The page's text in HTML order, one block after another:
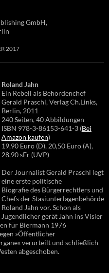
GmbH,
2017
Roland Jahn
Ein Rebell als Behördenchef
Gerald Praschl, Verlag Ch.Links,
Berlin, 2011
240 Seiten, 40 Abbildungen
ISBN 978-3-86153-641-3 (Bei
Amazon kaufen)
19,90 Euro (D), 20,50 Euro (A),
28,90 sFr (UVP)
Der Journalist Gerald Praschl legt
eine erste politische
Biografie des Bürgerrechtlers und
Chefs der Stasiunterlagenbehörde
Roland Jahn vor. Schon als
Jugendlicher gerät Jahn ins Visier
für Biermann 1976
»Öffentlicher
verurteilt und schließlich
abgeschoben.